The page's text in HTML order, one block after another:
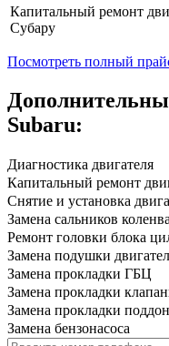
Капитальный ремонт
Субару
Посмотреть полный
Subaru:
Диагностика двигателя
Капитальный ремонт
Снятие и установка
Замена сальников
Ремонт головки блока
Замена подушки
Замена прокладки ГБЦ
Замена прокладки
Замена прокладки
Замена бензонасоса